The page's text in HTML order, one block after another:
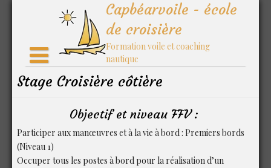
Capbéarvoile - école
de croisière
Formation voile et coaching
nautique
Stage Croisière côtière
Objectif et niveau FFV :
Participer aux manœuvres et à la vie à bord : Premiers bords
(Niveau 1)
Occuper tous les postes à bord pour la réalisation d’un